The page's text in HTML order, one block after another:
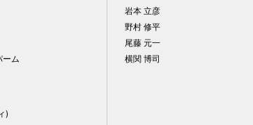
ーム
)
岩本 立彦
野村 修平
尾藤 元一
横関 博司